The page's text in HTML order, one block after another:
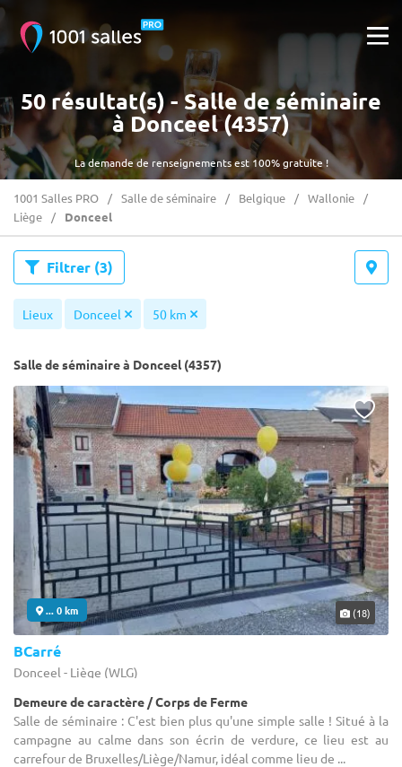
La demande de renseignements est 100% gratuite !
50 résultat(s) - Salle de séminaire
à Donceel (4357)
1001 Salles PRO Salle de séminaire Belgique
Wallonie
Liège
Donceel
Filtrer (3)
Lieux Donceel 50 km
Salle de séminaire à Donceel (4357)
... 0 km (18)
BCarré
Donceel - Liège (WLG)
Demeure de caractère / Corps de Ferme
Salle de séminaire : C'est bien plus qu'une simple salle ! Situé à la
campagne au calme dans son écrin de verdure, ce lieu est au
carrefour de Bruxelles/Liège/Namur, idéal comme lieu de ...